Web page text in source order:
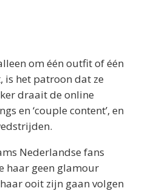
om één outfit of één
is het patroon dat ze
draait de online
en ‘couple content’, en
Nederlandse fans
haar geen glamour
ooit zijn gaan volgen